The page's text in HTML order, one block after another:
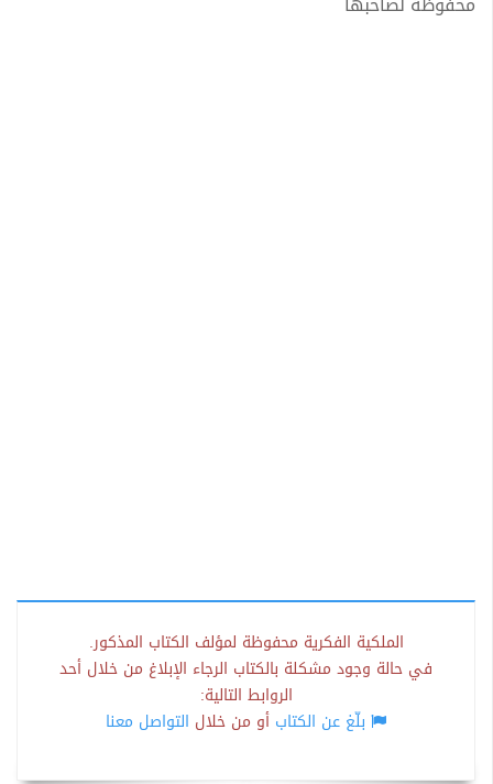
الملكية الفكرية محفوظة لمؤلف الكتاب المذكور.
في حالة وجود مشكلة بالكتاب الرجاء الإبلاغ من خلال أحد
الروابط التالية:
بلّغ عن الكتاب أو من خلال التواصل معنا